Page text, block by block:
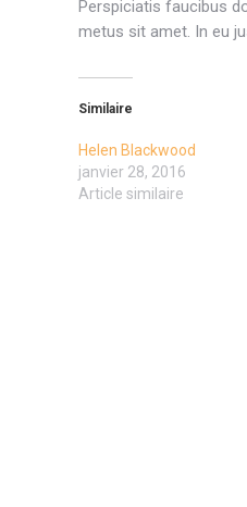
Perspiciatis faucibus
metus sit amet. In eu
Similaire
Helen Blackwood
janvier 28, 2016
Article similaire